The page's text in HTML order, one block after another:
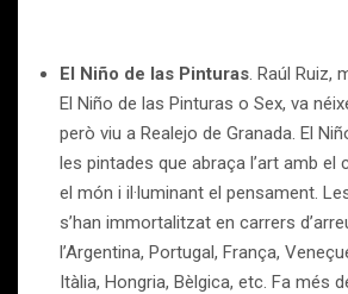
El Niño de las Pinturas. Raúl Ruiz,
El Niño de las Pinturas o Sex, va
però viu a Realejo de Granada. El
les pintades que abraça l’art amb el
el món i il·luminant el pensament.
s’han immortalitzat en carrers
l’Argentina, Portugal, França,
Itàlia, Hongria, Bèlgica, etc. Fa més